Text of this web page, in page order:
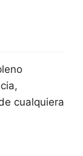
cualquiera